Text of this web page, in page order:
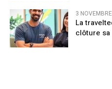
3
La
clôture sa